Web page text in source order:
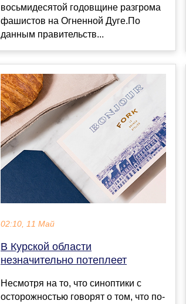
восьмидесятой годовщине разгрома
фашистов на Огненной Дуге.По
данным правительств...
02:10, 11 Май
В Курской области
незначительно потеплеет
Несмотря на то, что синоптики с
осторожностью говорят о том, что по-